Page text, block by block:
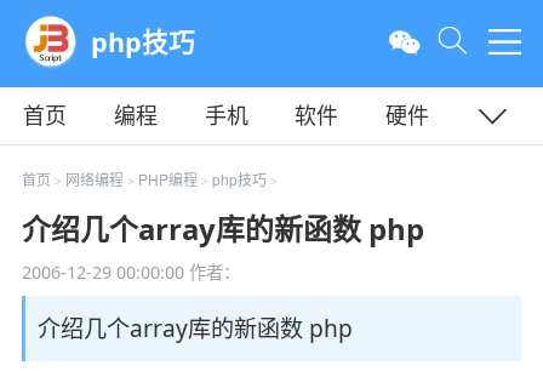
php技巧
首页 编程 手机 软件
硬件
教程
平面 服务器
首页 > 网络编程 > PHP编程 > php技巧 >
介绍几个array库的新函数 php
2006-12-29 00:00:00作者：
介绍几个array库的新函数 php